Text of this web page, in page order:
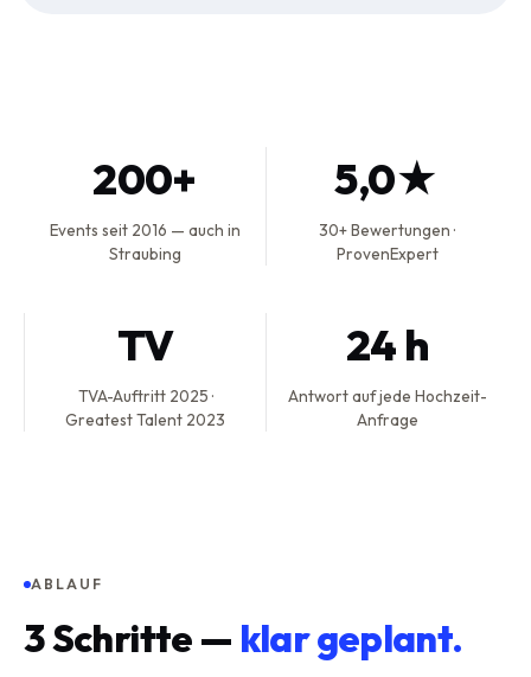
200+
Events seit 2016 — auch in
Straubing
5,0★
30+ Bewertungen ·
ProvenExpert
TV
TVA-Auftritt 2025 ·
Greatest Talent 2023
24 h
Antwort auf jede Hochzeit-
Anfrage
ABLAUF
3Schritte — klar geplant.